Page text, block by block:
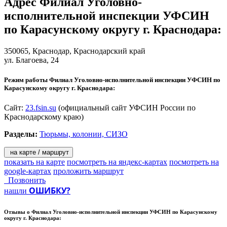
исполнительной инспекции УФСИН
по Карасунскому округу г. Краснодара:
350065, Краснодар, Краснодарский край
ул. Благоева, 24
Режим работы Филиал Уголовно-исполнительной инспекции УФСИН по
Карасунскому округу г. Краснодара:
Сайт: 23.fsin.su (официальный сайт УФСИН России по
Краснодарскому краю)
Разделы: Тюрьмы, колонии, СИЗО
на карте / маршрут
показать на карте посмотреть на яндекс-картах посмотреть на
google-картах проложить маршрут
Позвонить
нашли ОШИБКУ?
Отзывы о Филиал Уголовно-исполнительной инспекции УФСИН по Карасунскому
округу г. Краснодара: